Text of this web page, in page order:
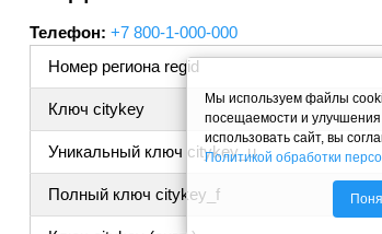
Телефон: +7 800-1-000-000
Номер региона regid
Ключ citykey
Уникальный ключ citykey_u
Полный ключ citykey_f
Мы используем файлы
посещаемости и
использовать сайт, вы
Политикой обработки